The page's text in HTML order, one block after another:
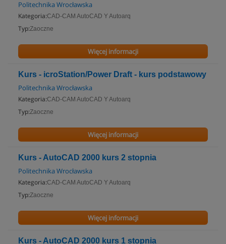
Politechnika Wrocławska
Kategoria:CAD-CAM AutoCAD Y Autoarq
Typ:Zaoczne
Więcej informacji
Kurs - icroStation/Power Draft - kurs podstawowy
Politechnika Wrocławska
Kategoria:CAD-CAM AutoCAD Y Autoarq
Typ:Zaoczne
Więcej informacji
Kurs - AutoCAD 2000 kurs 2 stopnia
Politechnika Wrocławska
Kategoria:CAD-CAM AutoCAD Y Autoarq
Typ:Zaoczne
Więcej informacji
Kurs - AutoCAD 2000 kurs 1 stopnia